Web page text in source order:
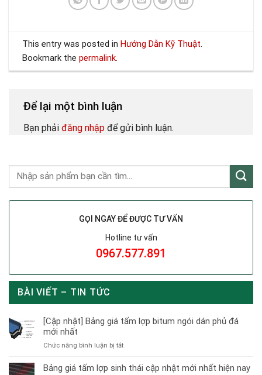
GỌI NGAY ĐỂ ĐƯỢC TƯ VẤN
Hotline tư vấn
0967.577.891
BÀI VIẾT – TIN TỨC
[Cập nhật] Bảng giá tấm lợp bitum ngói dán phủ đá
mới nhất
Chức năng bình luận bị tắtở
nhật]
Bảng giá tấm lợp sinh thái cập nhật mới nhất hiện nay
This entry was posted in Hướng Dẫn Kỹ Thuật
Bookmark the permalink.
Để lại một bình luận
Bạn phải đăng nhập để gửi bình luận.